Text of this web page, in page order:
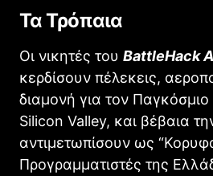
Τα Τρόπαια
Οι νικητές του BattleHack
κερδίσουν πέλεκεις,
διαμονή για τον
Silicon Valley, και βέβαια
αντιμετωπίσουν ως
Προγραμματιστές της